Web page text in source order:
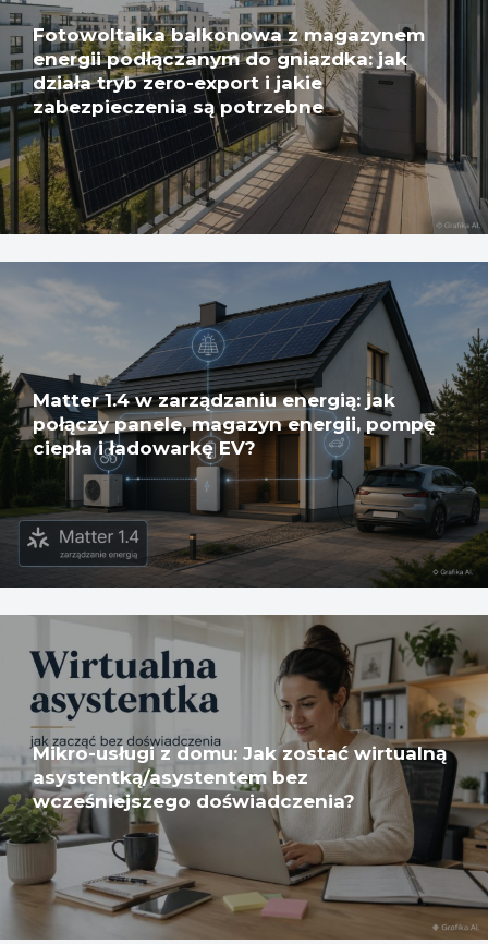
Fotowoltaika balkonowa z magazynem
energii podłączanym do gniazdka: jak
działa tryb zero-export i jakie
zabezpieczenia są potrzebne
Matter 1.4 w zarządzaniu energią: jak
połączy panele, magazyn energii, pompę
ciepła i ładowarkę EV?
Mikro-usługi z domu: Jak zostać wirtualną
asystentką/asystentem bez
wcześniejszego doświadczenia?